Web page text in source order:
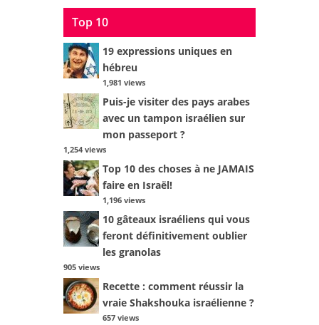
Top 10
19 expressions uniques en
hébreu
1,981 views
Puis-je visiter des pays arabes
avec un tampon israélien sur
mon passeport ?
1,254 views
Top 10 des choses à ne JAMAIS
faire en Israël!
1,196 views
10 gâteaux israéliens qui vous
feront définitivement oublier
les granolas
905 views
Recette : comment réussir la
vraie Shakshouka israélienne ?
657 views